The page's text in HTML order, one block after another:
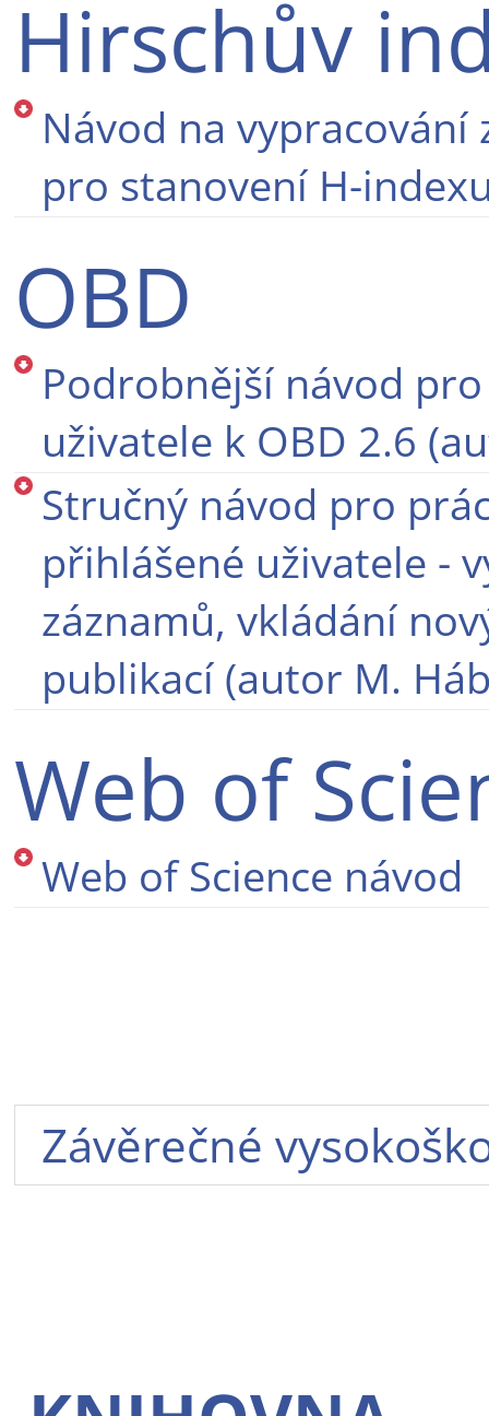
Hirschův
Návod na
pro stanovení H-
OBD
Podrobnější návod
uživatele k OBD 2.6
Stručný návod pro
přihlášené uživatele -
záznamů, vkládání
publikací (autor M.
Web of
Web of Science návod
Závěrečné